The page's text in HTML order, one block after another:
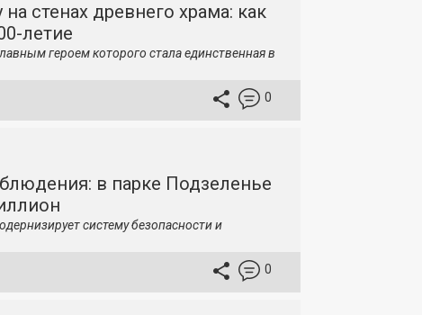
стенах древнего храма: как
летие
героем которого стала единственная в
0
в парке Подзеленье
систему безопасности и
0